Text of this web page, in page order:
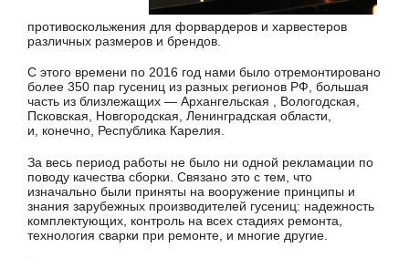
противоскольжения для форвардеров и харвестеров
различных размеров и брендов.
С этого времени по 2016 год нами было отремонтировано
более 350 пар гусениц из разных регионов РФ, большая
часть из близлежащих — Архангельская , Вологодская,
Псковская, Новгородская, Ленинградская области,
и, конечно, Республика Карелия.
За весь период работы не было ни одной рекламации по
поводу качества сборки. Связано это с тем, что
изначально были приняты на вооружение принципы и
знания зарубежных производителей гусениц: надежность
комплектующих, контроль на всех стадиях ремонта,
технология сварки при ремонте, и многие другие.